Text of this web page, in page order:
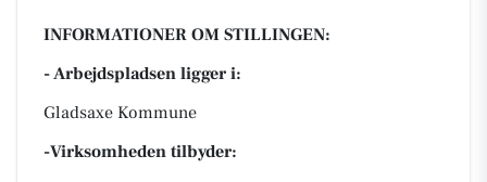
INFORMATIONER OM STILLINGEN:
- Arbejdspladsen ligger i:
Gladsaxe Kommune
-Virksomheden tilbyder: